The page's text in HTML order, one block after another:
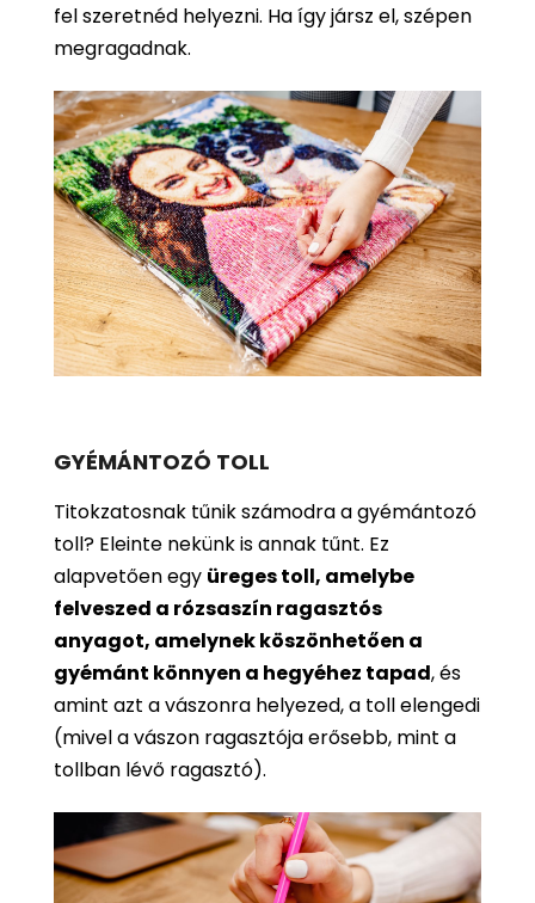
fel szeretnéd helyezni. Ha így jársz el, szépen
megragadnak.
GYÉMÁNTOZÓ TOLL
Titokzatosnak tűnik számodra a gyémántozó
toll? Eleinte nekünk is annak tűnt. Ez
alapvetően egy üreges toll, amelybe
felveszed a rózsaszín ragasztós
anyagot, amelynek köszönhetően a
gyémánt könnyen a hegyéhez tapad, és
amint azt a vászonra helyezed, a toll elengedi
(mivel a vászon ragasztója erősebb, mint a
tollban lévő ragasztó).